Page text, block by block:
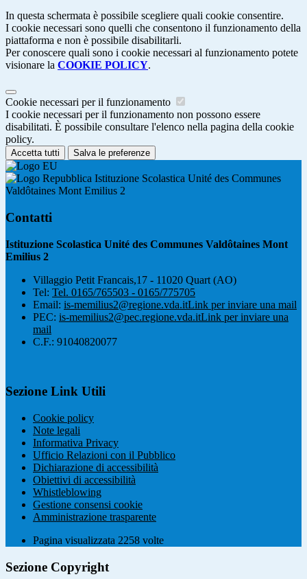
In questa schermata è possibile scegliere quali cookie consentire.
I cookie necessari sono quelli che consentono il funzionamento della
piattaforma e non è possibile disabilitarli.
Per conoscere quali sono i cookie necessari al funzionamento potete
visionare la COOKIE POLICY.
Cookie necessari per il funzionamento
I cookie necessari per il funzionamento non possono essere
disabilitati. È possibile consultare l'elenco nella pagina della cookie
policy.
Accetta tutti Salva le preferenze
Istituzione Scolastica Unité des Communes
Valdôtaines Mont Emilius 2
Contatti
Istituzione Scolastica Unité des Communes Valdôtaines Mont
Emilius 2
Villaggio Petit Francais,17 - 11020 Quart (AO)
Tel: Tel. 0165/765503 - 0165/775705
Email: is-memilius2@regione.vda.itLink per inviare una mail
PEC: is-memilius2@pec.regione.vda.itLink per inviare una
mail
C.F.: 91040820077
Sezione Link Utili
Cookie policy
Note legali
Informativa Privacy
Ufficio Relazioni con il Pubblico
Dichiarazione di accessibilità
Obiettivi di accessibilità
Whistleblowing
Gestione consensi cookie
Amministrazione trasparente
Pagina visualizzata 2258 volte
Sezione Copyright